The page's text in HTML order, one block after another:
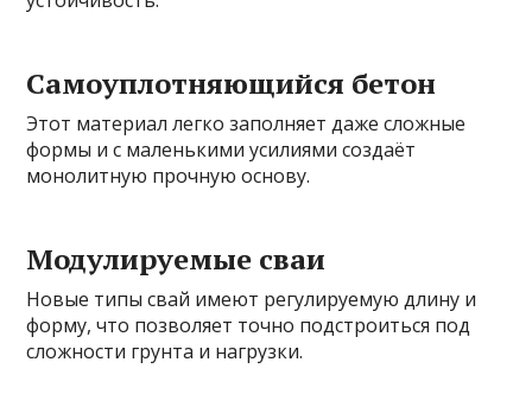
Самоуплотняющийся бетон
Этот материал легко заполняет даже сложные
формы и с маленькими усилиями создаёт
монолитную прочную основу.
Модулируемые сваи
Новые типы свай имеют регулируемую длину и
форму, что позволяет точно подстроиться под
сложности грунта и нагрузки.